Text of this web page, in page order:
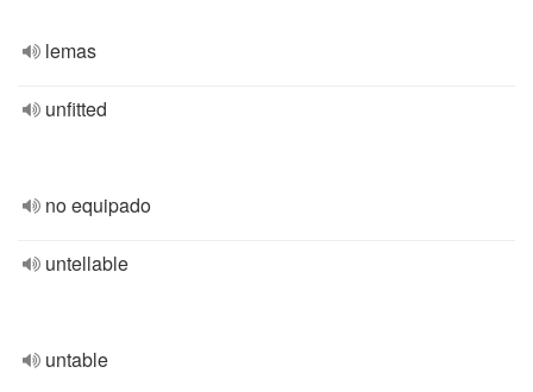
lemas
unfitted
no equipado
untellable
untable